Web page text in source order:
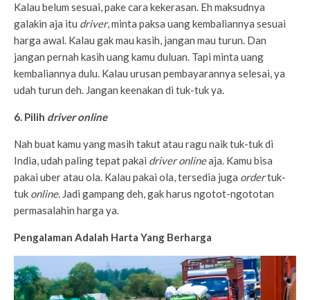
Kalau belum sesuai, pake cara kekerasan. Eh maksudnya
galakin aja itu driver, minta paksa uang kembaliannya sesuai
harga awal. Kalau gak mau kasih, jangan mau turun. Dan
jangan pernah kasih uang kamu duluan. Tapi minta uang
kembaliannya dulu. Kalau urusan pembayarannya selesai, ya
udah turun deh. Jangan keenakan di tuk-tuk ya.
6. Pilih driver online
Nah buat kamu yang masih takut atau ragu naik tuk-tuk di
India, udah paling tepat pakai driver onlineaja. Kamu bisa
pakai uber atau ola. Kalau pakai ola, tersedia juga ordertuk-
tuk online. Jadi gampang deh, gak harus ngotot-ngototan
permasalahin harga ya.
Pengalaman Adalah Harta Yang Berharga